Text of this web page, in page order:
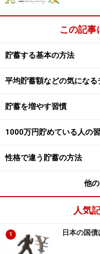
また、自分だけでなく
とも、貯蓄がなければ
で精一杯になってしま
大切な家族、友人、知
も行ってみる――そうし
とはいっても、「手
預金が10万円を超えた
っしゃいます。
この記事
貯蓄する基本の方法
平均貯蓄額などの気になる
貯蓄を増やす習慣
1000万円貯めている人の
性格で違う貯蓄の方法
他
人気
1 日本の国